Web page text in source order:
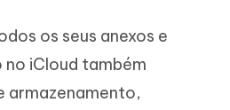
os seus anexos e
iCloud também
armazenamento,